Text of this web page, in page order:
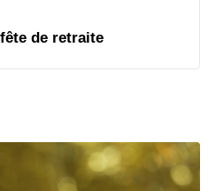
de retraite